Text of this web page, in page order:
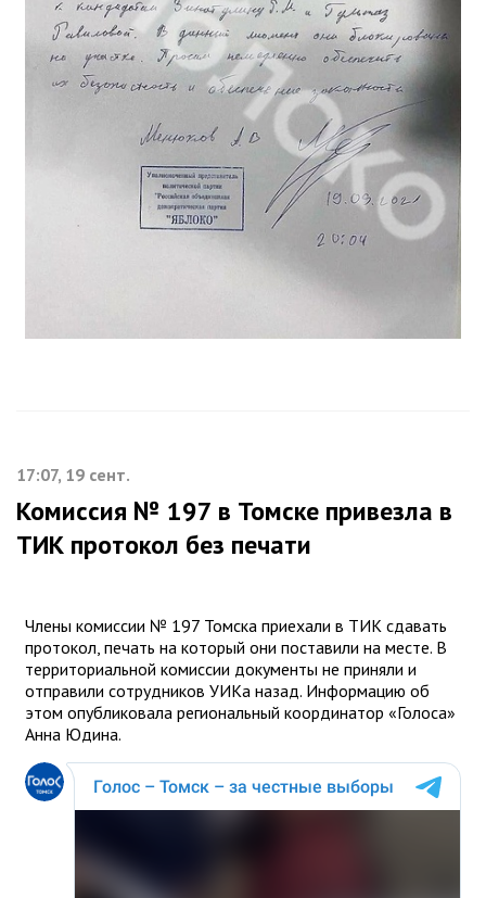
17:07, 19 сент.
Комиссия № 197 в Томске привезла в
ТИК протокол без печати
Члены комиссии № 197 Томска приехали в ТИК сдавать
протокол, печать на который они поставили на месте. В
территориальной комиссии документы не приняли и
отправили сотрудников УИКа назад. Информацию об
этом опубликовала региональный координатор «Голоса»
Анна Юдина.